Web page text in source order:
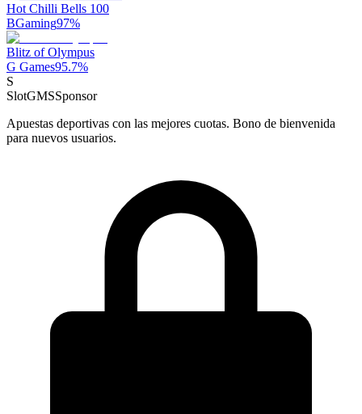
Hot Chilli Bells 100
BGaming97%
Blitz of Olympus
G Games95.7%
S
SlotGMSSponsor
Apuestas deportivas con las mejores cuotas. Bono de bienvenida
para nuevos usuarios.